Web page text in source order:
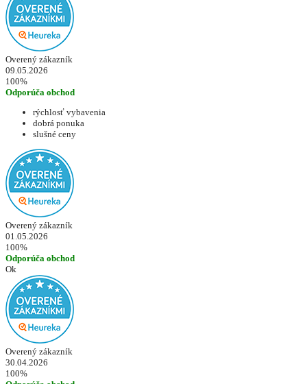
Overený zákazník
09.05.2026
100%
Odporúča obchod
rýchlosť vybavenia
dobrá ponuka
slušné ceny
Overený zákazník
01.05.2026
100%
Odporúča obchod
Ok
Overený zákazník
30.04.2026
100%